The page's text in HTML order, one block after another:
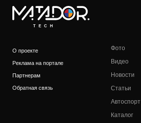
TECH
О проекте
Реклама на портале
Партнерам
Обратная связь
Фото
Видео
Новости
Статьи
Автоспорт
Каталог